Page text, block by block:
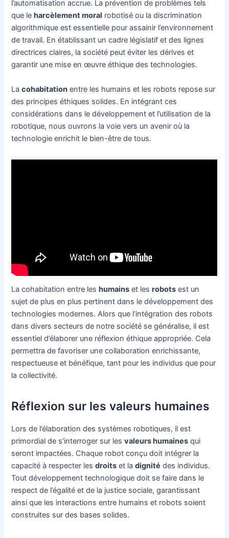
l’automatisation accrue. La prévention de problèmes tels
que leharcèlement moral robotisé ou la discrimination
algorithmique est essentielle pour assainir l’environnement
de travail. En établissant un cadre législatif et des lignes
directrices claires, la société peut éviter les dérives et
garantir une mise en œuvre éthique des technologies.
Lacohabitation entre les humains et les robots repose sur
des principes éthiques solides. En intégrant ces
considérations dans le développement et l’utilisation de la
robotique, nous ouvrons la voie vers un avenir où la
technologie enrichit le bien-être de tous.
La cohabitation entre leshumains et lesrobots est un
sujet de plus en plus pertinent dans le développement des
technologies modernes. Alors que l’intégration des robots
dans divers secteurs de notre société se généralise, il est
essentiel d’élaborer une réflexion éthique appropriée. Cela
permettra de favoriser une collaboration enrichissante,
respectueuse et bénéfique, tant pour les individus que pour
la collectivité.
Réflexion sur les valeurs humaines
Lors de l’élaboration des systèmes robotiques, il est
primordial de s’interroger sur lesvaleurs humaines qui
seront impactées. Chaque robot conçu doit intégrer la
capacité à respecter lesdroits et ladignité des individus.
Tout développement technologique doit se faire dans le
respect de l’égalité et de la justice sociale, garantissant
ainsi que les interactions entre humains et robots soient
construites sur des bases solides.